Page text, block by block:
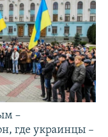
–
где украинцы –